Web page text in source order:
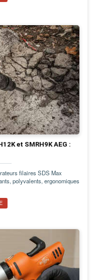
et SMRH9K AEG :
filaires SDS Max
polyvalents, ergonomiques